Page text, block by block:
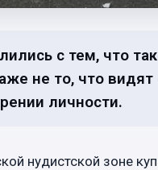
с тем, что
не то, что
личности.
нудистской зоне